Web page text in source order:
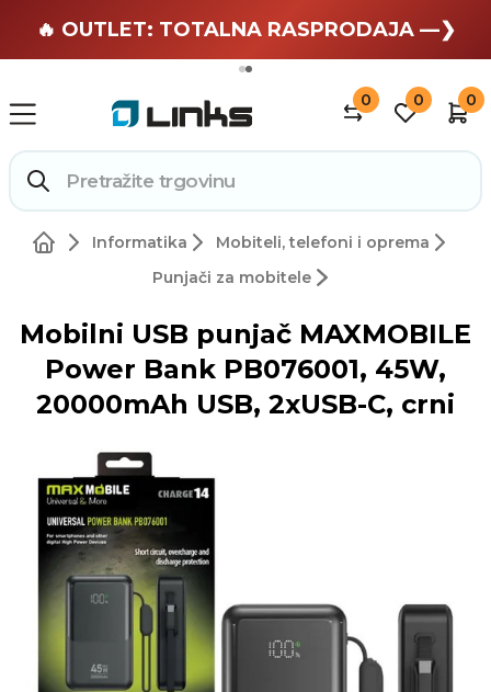
🏄 Zaslužuješ odmor —❯
🔥 OUTLET: TOTALNA RASPRODAJA —❯
0 0 0
Informatika
Mobiteli, telefoni i oprema
Punjači za mobitele
Mobilni USB punjač MAXMOBILE
Power Bank PB076001, 45W,
20000mAh USB, 2xUSB-C, crni